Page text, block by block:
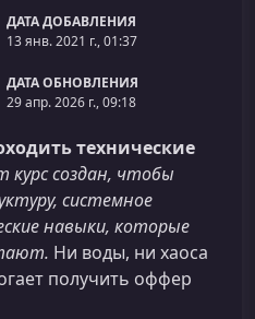
ДАТА ДОБАВЛЕНИЯ
13 янв. 2021 г., 01:37
ДАТА ОБНОВЛЕНИЯ
29 апр. 2026 г., 09:18
технические
курс создан, чтобы
системное
навыки, которые
Ни воды, ни хаоса
получить оффер